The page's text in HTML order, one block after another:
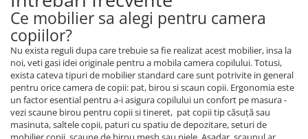
Ce mobilier sa alegi pentru camera
copiilor?
Nu exista reguli dupa care trebuie sa fie realizat acest mobilier, insa la
noi, veti gasi idei originale pentru a mobila camera copilului. Totusi,
exista cateva tipuri de mobilier standard care sunt potrivite in general
pentru orice camera de copii: pat, birou si scaun copii. Ergonomia este
un factor esential pentru a-i asigura copilului un confort pe masura -
vezi scaune birou pentru copii si tineret, pat copii tip căsuță sau
masinuta, saltele copii, paturi cu spatiu de depozitare, seturi de